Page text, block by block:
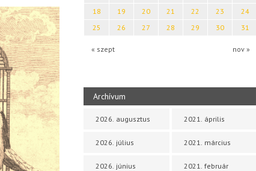
« szept nov »
18
19 20 21 22 23
24
25
26 27 28 29 30 31
Archívum
2026. augusztus
2026. július
2026. június
2021. április
2021. március
2021. február